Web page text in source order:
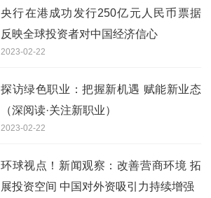
央行在港成功发行250亿元人民币票据
反映全球投资者对中国经济信心
2023-02-22
探访绿色职业：把握新机遇 赋能新业态
（深阅读·关注新职业）
2023-02-22
环球视点！新闻观察：改善营商环境 拓
展投资空间 中国对外资吸引力持续增强